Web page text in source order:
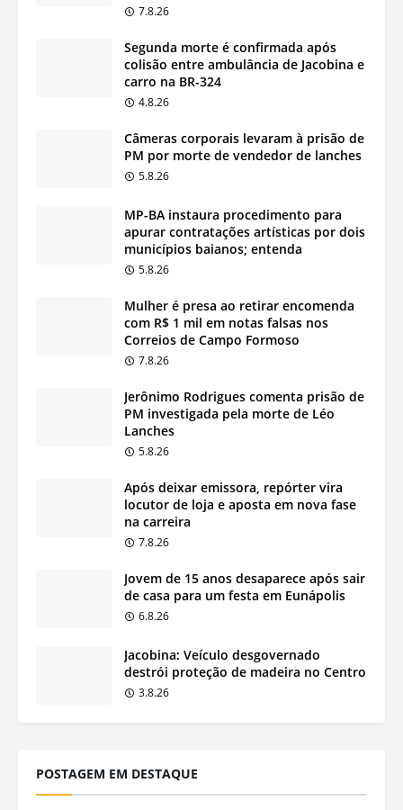
7.8.26
Segunda morte é confirmada após
colisão entre ambulância de Jacobina e
carro na BR-324
4.8.26
Câmeras corporais levaram à prisão de
PM por morte de vendedor de lanches
5.8.26
MP-BA instaura procedimento para
apurar contratações artísticas por dois
municípios baianos; entenda
5.8.26
Mulher é presa ao retirar encomenda
com R$ 1 mil em notas falsas nos
Correios de Campo Formoso
7.8.26
Jerônimo Rodrigues comenta prisão de
PM investigada pela morte de Léo
Lanches
5.8.26
Após deixar emissora, repórter vira
locutor de loja e aposta em nova fase
na carreira
7.8.26
Jovem de 15 anos desaparece após sair
de casa para um festa em Eunápolis
6.8.26
Jacobina: Veículo desgovernado
destrói proteção de madeira no Centro
3.8.26
POSTAGEM EM DESTAQUE